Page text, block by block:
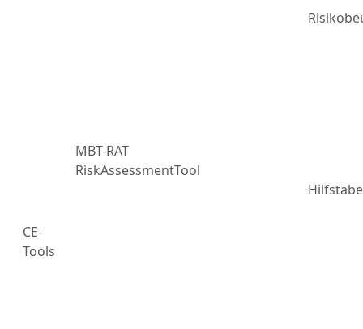
CE-
Tools
MBT-RAT
RiskAssessmentTool